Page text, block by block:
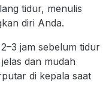
tidur, menulis
diri Anda.
jam sebelum tidur
dan mudah
di kepala saat